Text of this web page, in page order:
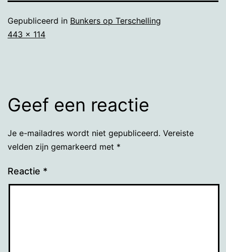
Gepubliceerd in Bunkers op Terschelling
Volledige
443 × 114
Geef een reactie
Je e-mailadres wordt niet gepubliceerd. Vereiste
velden zijn gemarkeerd met *
Reactie *